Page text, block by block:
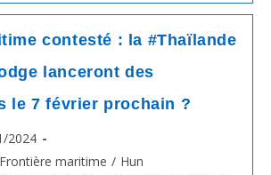
contesté : la #Thaïlande
lanceront des
le 7 février prochain ?
2024
Frontière maritime / Hun